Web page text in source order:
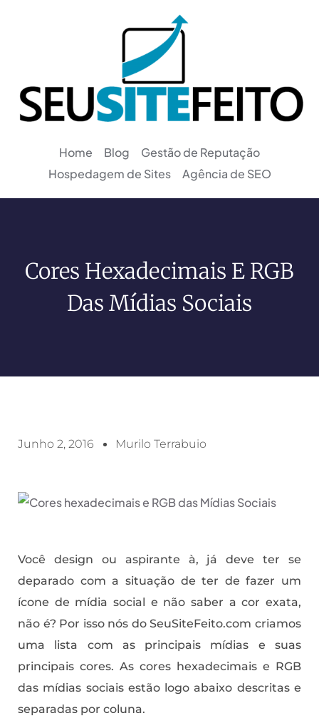
Home Blog
Gestão de Reputação
Hospedagem de Sites
Agência de SEO
Cores Hexadecimais E RGB
Das Mídias Sociais
Junho 2, 2016 Murilo Terrabuio
Você design ou aspirante à, já deve ter se
deparado com a situação de ter de fazer um
ícone de mídia social e não saber a cor exata,
não é? Por isso nós do SeuSiteFeito.com criamos
uma lista com as principais mídias e suas
principais cores. As cores hexadecimais e RGB
das mídias sociais estão logo abaixo descritas e
separadas por coluna.